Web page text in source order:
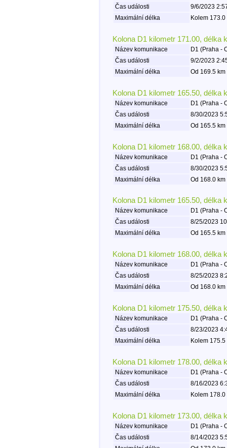
Čas události
9/6/2023
Maximální délka
Kolem
Kolona D1 kilometr 171.00, délka
Název komunikace
D1 (Praha -
Čas události
9/2/2023
Maximální délka
Od 169.5
Kolona D1 kilometr 165.50, délka
Název komunikace
D1 (Praha -
Čas události
8/30/2023
Maximální délka
Od 165.5
Kolona D1 kilometr 168.00, délka
Název komunikace
D1 (Praha -
Čas události
8/30/2023
Maximální délka
Od 168.0
Kolona D1 kilometr 165.50, délka
Název komunikace
D1 (Praha -
Čas události
8/25/2023
Maximální délka
Od 165.5
Kolona D1 kilometr 168.00, délka
Název komunikace
D1 (Praha -
Čas události
8/25/2023
Maximální délka
Od 168.0
Kolona D1 kilometr 175.50, délka
Název komunikace
D1 (Praha -
Čas události
8/23/2023
Maximální délka
Kolem
Kolona D1 kilometr 178.00, délka
Název komunikace
D1 (Praha -
Čas události
8/16/2023
Maximální délka
Kolem
Kolona D1 kilometr 173.00, délka
Název komunikace
D1 (Praha -
Čas události
8/14/2023